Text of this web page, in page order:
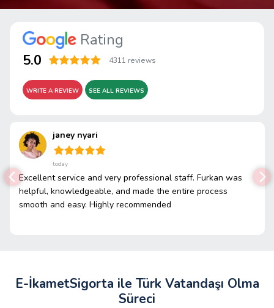
Rating
5.0 4311 reviews
WRITE A REVIEW SEE ALL REVIEWS
janey nyari
today
Excellent service and very professional staff. Furkan was
helpful, knowledgeable, and made the entire process
smooth and easy. Highly recommended
E-İkametSigorta ile Türk Vatandaşı Olma
Süreci